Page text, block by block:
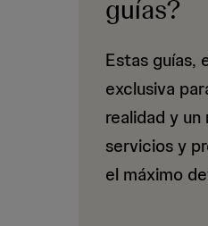
y
guías?
Estas guías,
exclusiva
realidad y
servicios y
el máximo